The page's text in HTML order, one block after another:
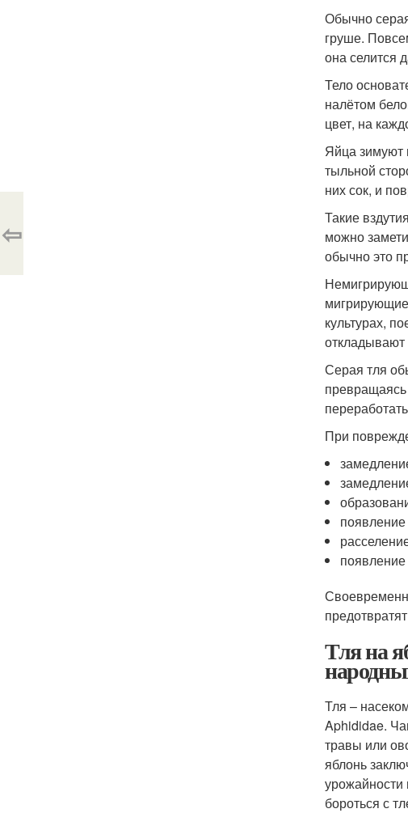
Обычно
груше.
она селится
Тело
налётом
цвет, на
Яйца зимуют
тыльной
них сок, и
Такие
можно
обычно это
культурах,
откладывают
Серая тля
превращаясь
При
Тля на
Тля –
Aphididae.
травы или
яблонь
урожайности
бороться с
⇦